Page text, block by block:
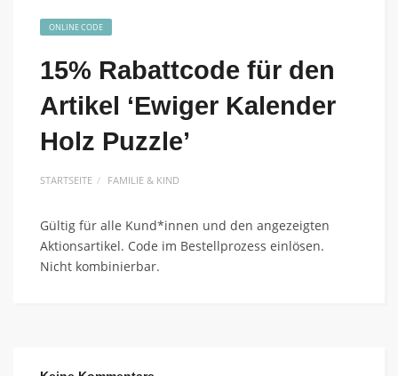
ONLINE CODE
15% Rabattcode für den
Artikel ‘Ewiger Kalender
Holz Puzzle’
STARTSEITE FAMILIE & KIND
Gültig für alle Kund*innen und den angezeigten
Aktionsartikel. Code im Bestellprozess einlösen.
Nicht kombinierbar.